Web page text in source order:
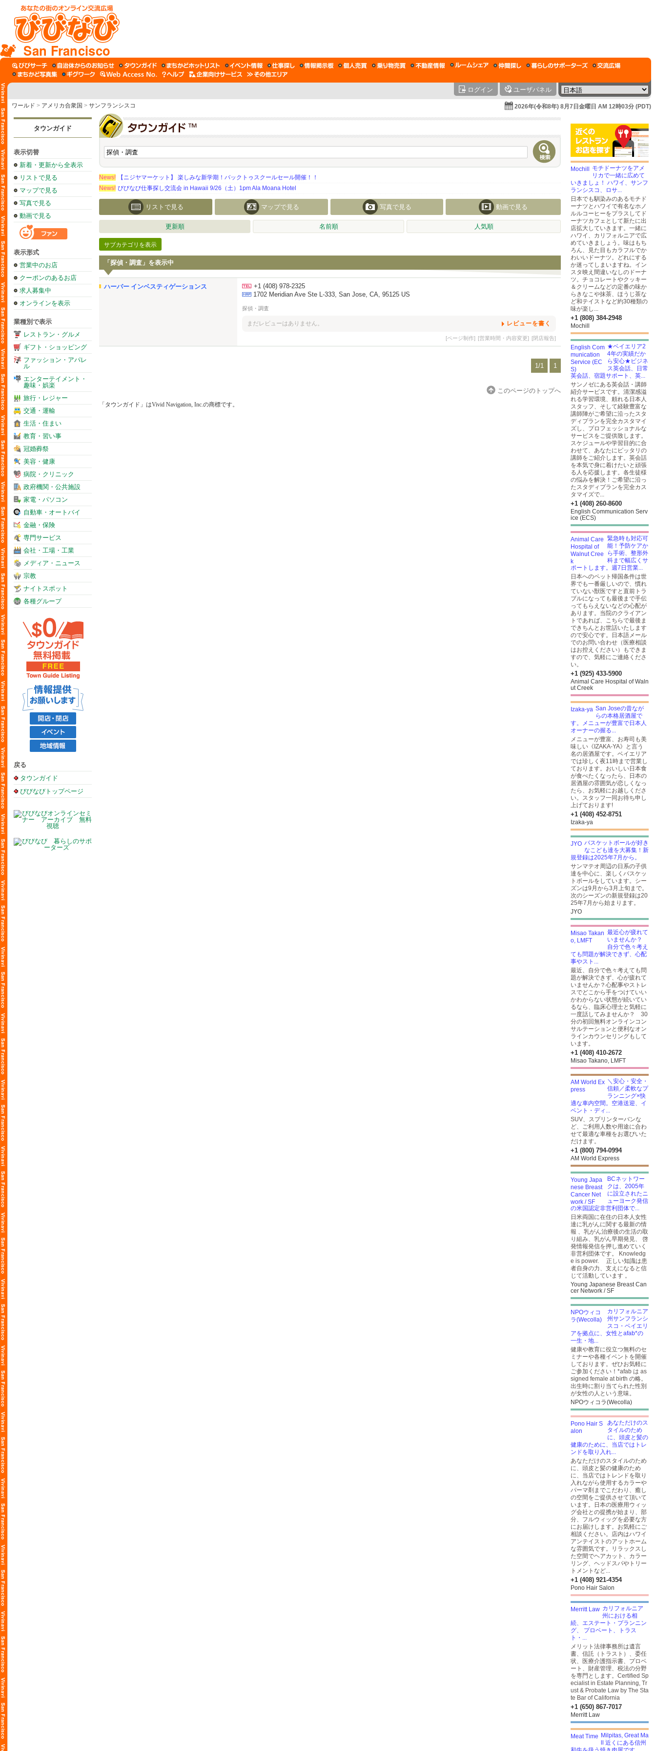
San Francisco
ログイン ユーザパネル
ワールド > アメリカ合衆国 > サンフランシスコ 2026年(令和8年) 8月7日金曜日 AM 12時03分 (PDT)
タウンガイド
表示切替
新着・更新から全表示
リストで見る
マップで見る
写真で見る
動画で見る
表示形式
営業中のお店
クーポンのあるお店
求人募集中
オンラインを表示
業種別で表示
レストラン・グルメ
ギフト・ショッピング
ファッション・アパレ
ル
エンターテイメント・
趣味・娯楽
旅行・レジャー
交通・運輸
生活・住まい
教育・習い事
冠婚葬祭
美容・健康
病院・クリニック
政府機関・公共施設
家電・パソコン
自動車・オートバイ
金融・保険
専門サービス
会社・工場・工業
メディア・ニュース
宗教
ナイトスポット
各種グループ
戻る
タウンガイド
びびなびトップページ
News!
【ニジヤマーケット】 楽しみな新学期！バックトゥスクールセール開催！！
News! びびなび仕事探し交流会 in Hawaii 9/26（土）1pm Ala Moana Hotel
リストで見る マップで見る 写真で見る 動画で見る
更新順 名前順 人気順
サブカテゴリを表示
「探偵・調査」を表示中
ハーバー インベスティゲーションス
+1 (408) 978-2325
1702 Meridian Ave Ste L-333, San Jose, CA, 95125 US
探偵・調査
まだレビューはありません。 レビューを書く
[ページ制作] [営業時間・内容変更] [閉店報告]
1/1 1
このページのトップへ
「タウンガイド」はVivid Navigation, Inc.の商標です。
モチドーナツをアメ
リカで一緒に広めて
いきましょ！ ハワイ、サンフ
ランシスコ、ロサ...
日本でも馴染みのあるモチド
ーナツとハワイで有名なホノ
ルルコーヒーをプラスしてド
ーナツカフェとして新たに出
店拡大していきます。一緒に
ハワイ、カリフォルニアで広
めていきましょう。味はもち
ろん、見た目もカラフルでか
わいいドーナツ。どれにする
か迷ってしまいますね。イン
スタ映え間違いなしのドーナ
ツ。チョコレートやクッキー
＆クリームなどの定番の味か
らきなこや抹茶、ほうじ茶な
ど和テイストなど約30種類の
味が楽し...
+1 (808) 384-2948
Mochill
★ベイエリア2
4年の実績だか
ら安心★ビジネ
ス英会話、日常
英会話、宿題サポート、英...
サンノゼにある英会話・講師
紹介サービスです。清潔感溢
れる学習環境、頼れる日本人
スタッフ、そして経験豊富な
講師陣がご希望に沿ったスタ
ディプランを完全カスタマイ
ズし、プロフェッショナルな
サービスをご提供致します。
スケジュールや学習目的に合
わせて、あなたにピッタリの
講師をご紹介します。英会話
を本気で身に着けたいと頑張
る人を応援します。各生徒様
の悩みを解決！ご希望に沿っ
たスタディプランを完全カス
タマイズで...
+1 (408) 260-8600
English Communication Serv
ice (ECS)
緊急時も対応可
能！予防ケアか
ら手術、整形外
科まで幅広くサ
ポートします。週7日営業...
日本へのペット帰国条件は世
界でも一番厳しいので、慣れ
ていない獣医ですと直前トラ
ブルになっても最後まで手伝
ってもらえないなどの心配が
あります。当院のクライアン
トであれば、こちらで最後ま
できちんとお世話いたします
ので安心です。日本語メール
でのお問い合わせ（医療相談
はお控えください）もできま
すので、気軽にご連絡くださ
い。
+1 (925) 433-5900
Animal Care Hospital of Waln
ut Creek
San Joseの昔なが
らの本格居酒屋で
す。メニューが豊富で日本人
オーナーの握る...
メニューが豊富、お寿司も美
味しい《IZAKA-YA》と言う
名の居酒屋です。ベイエリア
では珍しく夜11時まで営業し
ております。おいしい日本食
が食べたくなったら、日本の
居酒屋の雰囲気が恋しくなっ
たら、お気軽にお越しくださ
い。スタッフ一同お待ち申し
上げております!
+1 (408) 452-8751
Izaka-ya
バスケットボールが好き
なこども達を大募集！新
規登録は2025年7月から。
サンマテオ周辺の日系の子供
達を中心に、楽しくバスケッ
トボールをしています。シー
ズンは9月から3月上旬まで。
次のシーズンの新規登録は20
25年7月から始まります。
JYO
最近心が疲れて
いませんか？
自分で色々考え
ても問題が解決できず、心配
事やスト...
最近、自分で色々考えても問
題が解決できず、心が疲れて
いませんか？心配事やストレ
スでどこから手をつけていい
かわからない状態が続いてい
るなら、臨床心理士と気軽に
一度話してみませんか？ 30
分の初回無料オンラインコン
サルテーションと便利なオン
ラインカウンセリングもして
います。
+1 (408) 410-2672
Misao Takano, LMFT
＼安心・安全・
信頼／柔軟なプ
ランニング×快
適な車内空間。空港送迎、イ
ベント・ディ...
SUV、スプリンターバンな
ど、ご利用人数や用途に合わ
せて最適な車種をお選びいた
だけます。
+1 (800) 794-0994
AM World Express
BCネットワー
クは、2005年
に設立されたニ
ューヨーク発信
の米国認定非営利団体で...
日米両国に在住の日本人女性
達に乳がんに関する最新の情
報 、乳がん治療後の生活の取
り組み、乳がん早期発見、 啓
発情報発信を押し進めていく
非営利団体です。 Knowledg
e is power. 正しい知識は患
者自身の力、支えになると信
じて活動しています 。
Young Japanese Breast Can
cer Network / SF
カリフォルニア
州サンフランシ
スコ・ベイエリ
アを拠点に、女性とafab*の
一生・地...
健康や教育に役立つ無料のセ
ミナーや各種イベントを開催
しております。ぜひお気軽に
ご参加ください！*afab は as
signed female at birth の略。
出生時に割り当てられた性別
が女性の人という意味。
NPOウィコラ(Wecolla)
あなただけのス
タイルのため
に、頭皮と髪の
健康のために、当店ではトレ
ンドを取り入れ...
あなただけのスタイルのため
に、頭皮と髪の健康のため
に、当店ではトレンドを取り
入れながら使用するカラーや
パーマ剤までこだわり、癒し
の空間をご提供させて頂いて
います。日本の医療用ウィッ
グ会社との提携が始まり、部
分、フルウィッグを必要な方
にお届けします。お気軽にご
相談ください。店内はハワイ
アンテイストのアットホーム
な雰囲気です。リラックスし
た空間でヘアカット、カラー
リング、ヘッドスパやトリー
トメントなど...
+1 (408) 921-4354
Pono Hair Salon
カリフォルニア
州における相
続、エステート・プランニン
グ、 プロベート、トラス
ト・...
メリット法律事務所は遺言
書、信託（トラスト）、委任
状、医療介護指示書、プロベ
ート、財産管理、税法の分野
を専門とします。Certified Sp
ecialist in Estate Planning, Tr
ust & Probate Law by The Sta
te Bar of California
+1 (650) 867-7017
Merritt Law
Milpitas, Great Ma
ll 近くにある信州